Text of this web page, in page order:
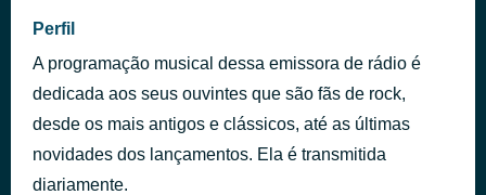
Mother Russia
Iron Maiden
Numb
há 44 minutos
Perfil
A programação musical dessa emissora de rádio é
dedicada aos seus ouvintes que são fãs de rock,
desde os mais antigos e clássicos, até as últimas
novidades dos lançamentos. Ela é transmitida
diariamente.